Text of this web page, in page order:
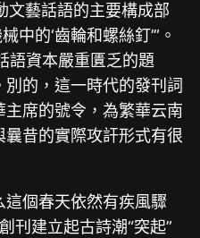
文藝話語的主要構成部
的‘齒輪和螺絲釘’”。
語資本嚴重匱乏的題
的，這一時代的發刊詞
席的號令，為繁華云南
昔的實際攻訐形式有很
個春天依然有疾風驟
刊建立起古詩潮“突起”